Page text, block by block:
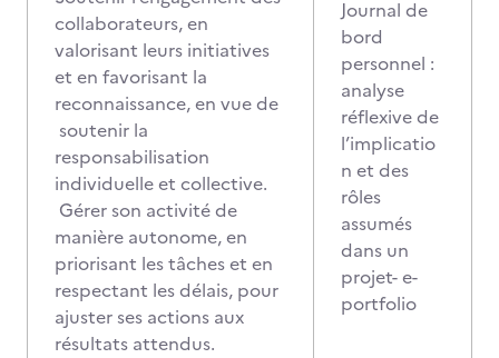
collaborateurs, en
valorisant leurs initiatives
et en favorisant la
reconnaissance, en vue de
soutenir la
responsabilisation
individuelle et collective.
Gérer son activité de
manière autonome, en
priorisant les tâches et en
respectant les délais, pour
ajuster ses actions aux
résultats attendus.
Journal de
bord
personnel :
analyse
réflexive de
l’implicatio
n et des
rôles
assumés
dans un
projet- e-
portfolio